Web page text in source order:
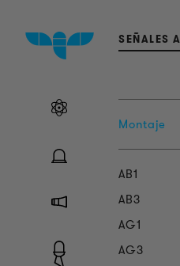
SEÑALES
Montaje
AB1
AB3
AG1
AG3